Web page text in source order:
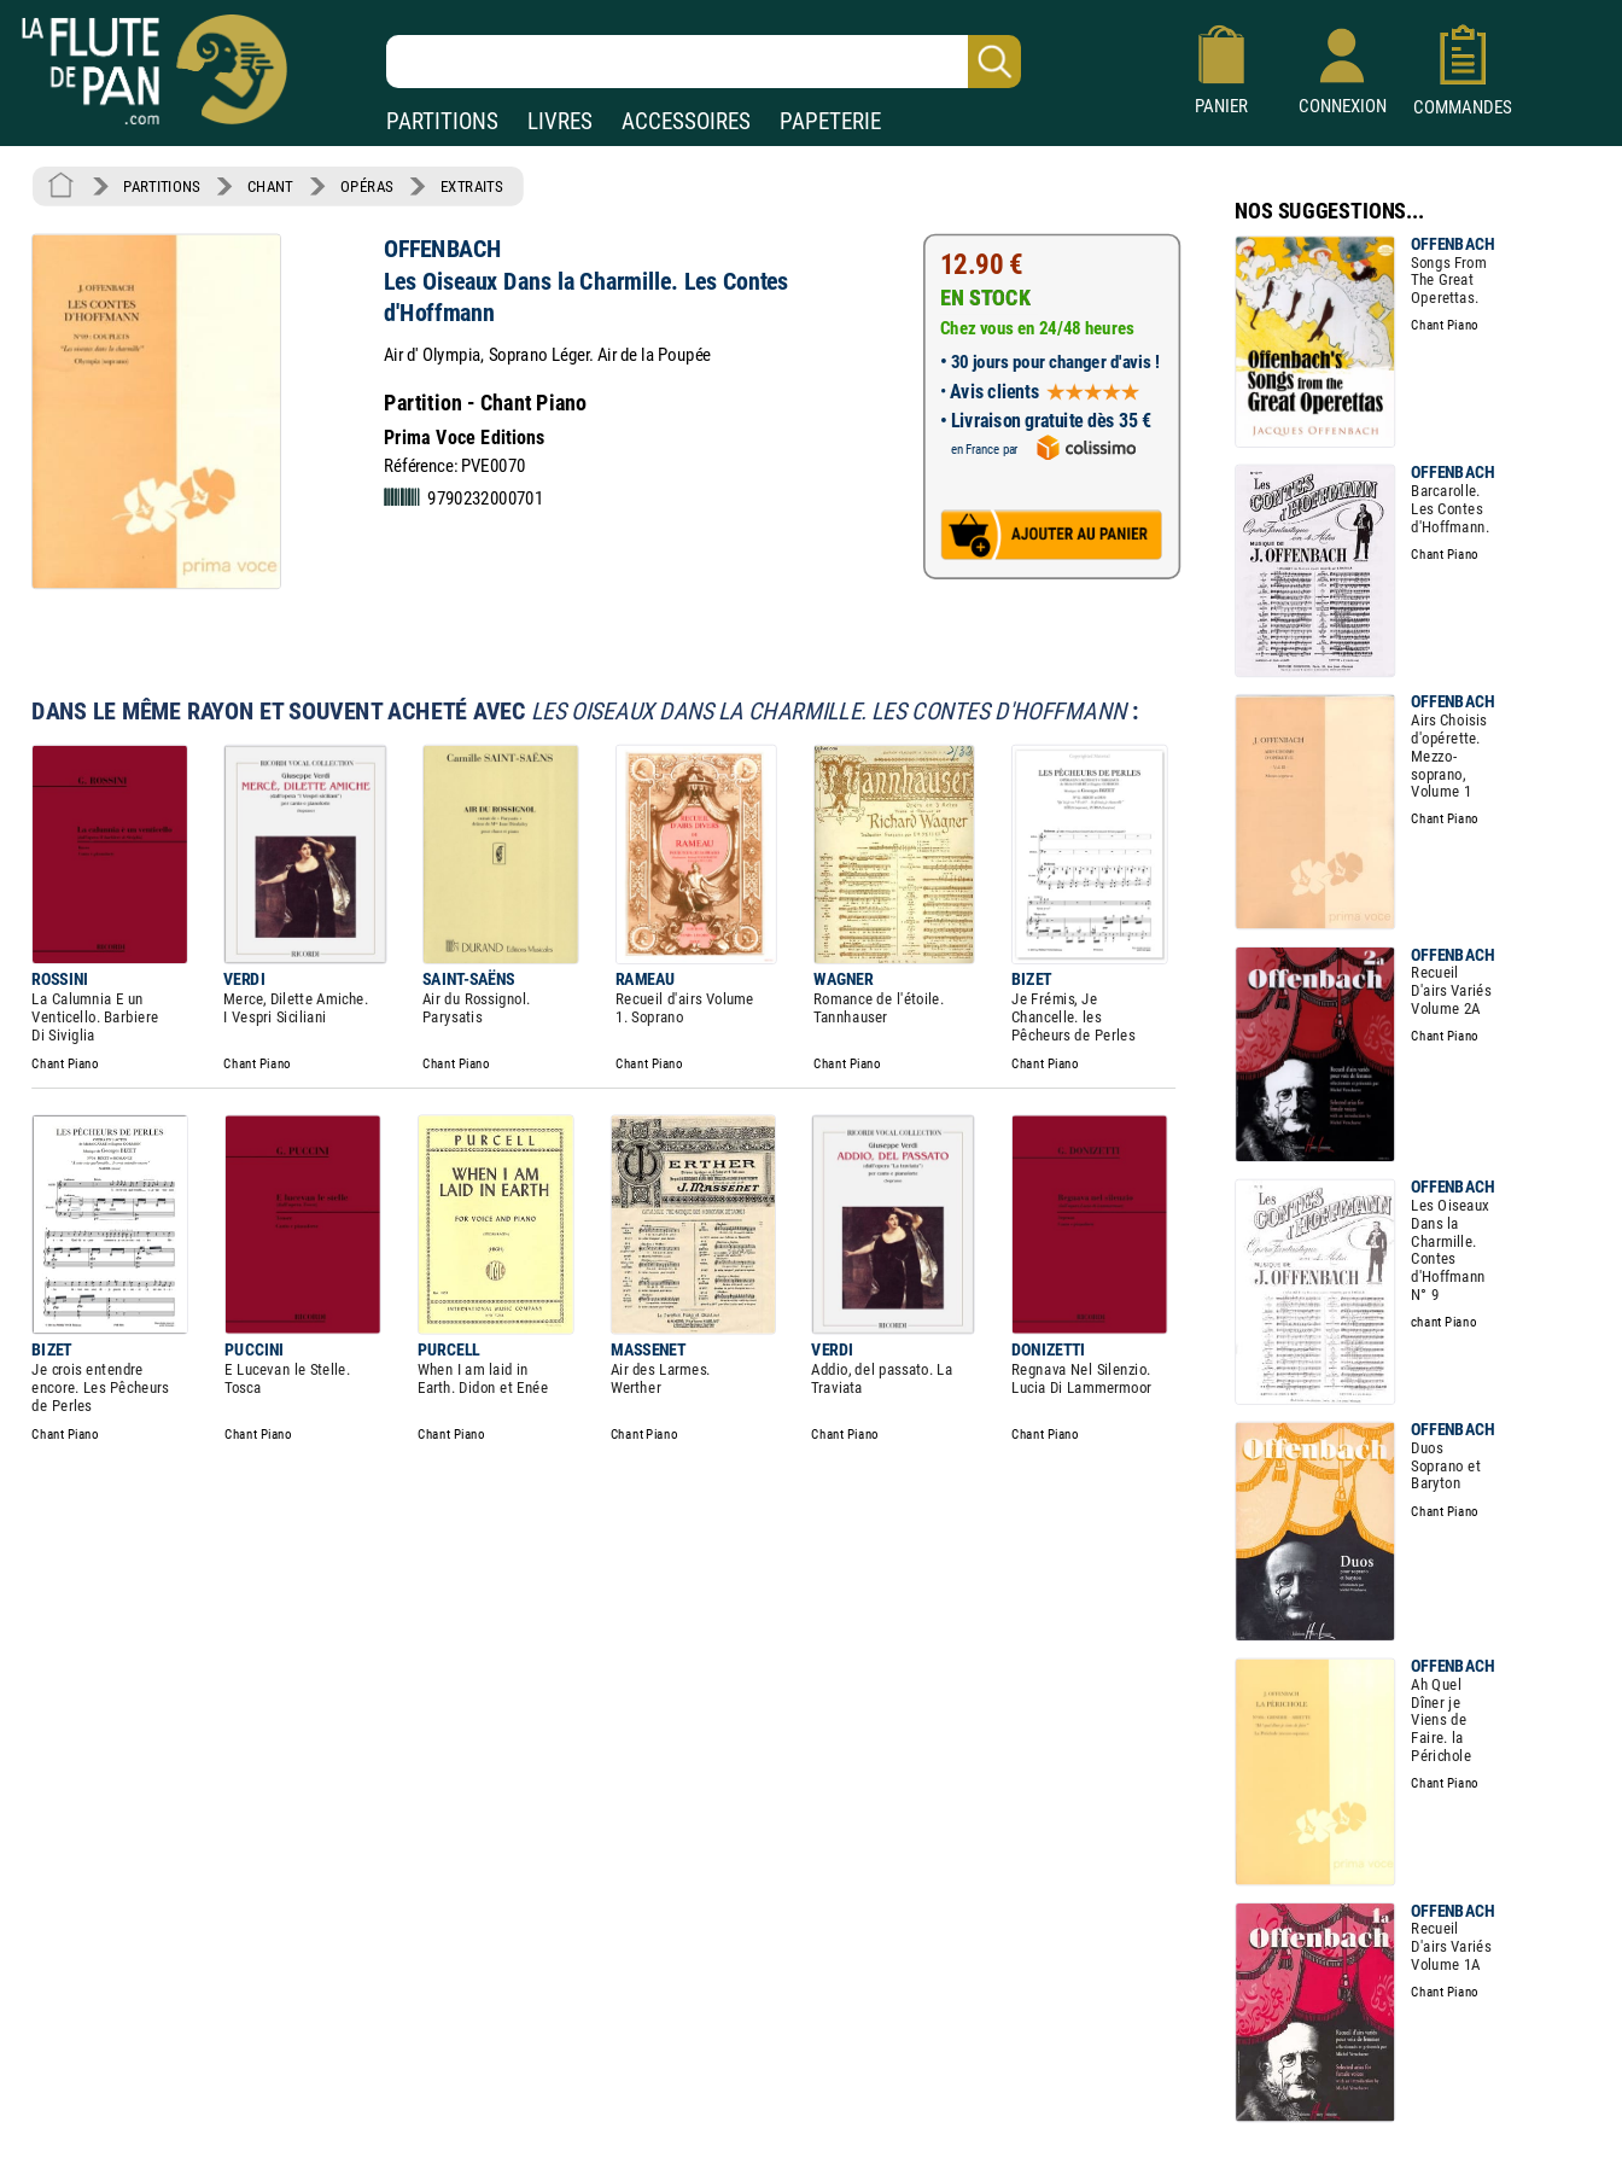
PARTITIONS LIVRES ACCESSOIRES PAPETERIE
PANIER CONNEXION COMMANDES
PARTITIONS CHANT OPÉRAS EXTRAITS
OFFENBACH
Les Oiseaux Dans la Charmille. Les Contes
d'Hoffmann
Air d' Olympia, Soprano Léger. Air de la Poupée
Partition - Chant Piano
Prima Voce Editions
Référence: PVE0070
9790232000701
12.90 €
EN STOCK
Chez vous en 24/48 heures
• 30 jours pour changer d'avis !
•Avis clients
• Livraison gratuite dès 35 €
en France par
DANS LE MÊME RAYON ET SOUVENT ACHETÉ AVEC LES OISEAUX DANS LA CHARMILLE. LES CONTES D'HOFFMANN:
ROSSINI VERDI SAINT-SAËNS RAMEAU WAGNER BIZET
La Calumnia E un
Venticello. Barbiere
Di Siviglia
Merce, Dilette Amiche.
I Vespri Siciliani
Air du Rossignol.
Parysatis
Recueil d'airs Volume
1. Soprano
Romance de l'étoile.
Tannhauser
Je Frémis, Je
Chancelle. les
Pêcheurs de Perles
Chant Piano Chant Piano Chant Piano Chant Piano Chant Piano Chant Piano
BIZET PUCCINI PURCELL MASSENET VERDI DONIZETTI
Je crois entendre
encore. Les Pêcheurs
de Perles
E Lucevan le Stelle.
Tosca
When I am laid in
Earth. Didon et Enée
Air des Larmes.
Werther
Addio, del passato. La
Traviata
Regnava Nel Silenzio.
Lucia Di Lammermoor
Chant Piano Chant Piano Chant Piano Chant Piano Chant Piano Chant Piano
NOS SUGGESTIONS...
OFFENBACH
Songs From
The Great
Operettas.
Chant Piano
OFFENBACH
Barcarolle.
Les Contes
d'Hoffmann.
Chant Piano
OFFENBACH
Airs Choisis
d'opérette.
Mezzo-
soprano,
Volume 1
Chant Piano
OFFENBACH
Recueil
D'airs Variés
Volume 2A
Chant Piano
OFFENBACH
Les Oiseaux
Dans la
Charmille.
Contes
d'Hoffmann
N° 9
chant Piano
OFFENBACH
Duos
Soprano et
Baryton
Chant Piano
OFFENBACH
Ah Quel
Dîner je
Viens de
Faire. la
Périchole
Chant Piano
OFFENBACH
Recueil
D'airs Variés
Volume 1A
Chant Piano